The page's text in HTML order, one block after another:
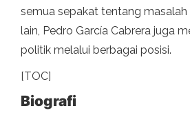
semua sepakat tentang masalah
lain, Pedro García Cabrera juga
politik melalui berbagai posisi.
[TOC]
Biografi